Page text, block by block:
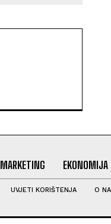
MARKETING EKONOMIJA
UVJETI KORIŠTENJA O